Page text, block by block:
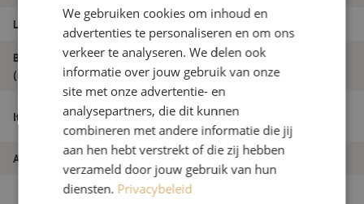
Lengte
Buitendiameter
(mm)
1.8
Itemnaam
Patchkabel duplex OM3, LC/PC-SC/PC,
1.8mm, 10m
Artikelnummer M20000035
We gebruiken cookies om inhoud en
advertenties te personaliseren en om ons
verkeer te analyseren. We delen ook
informatie over jouw gebruik van onze
site met onze advertentie- en
analysepartners, die dit kunnen
combineren met andere informatie die jij
aan hen hebt verstrekt of die zij hebben
verzameld door jouw gebruik van hun
diensten. Privacybeleid